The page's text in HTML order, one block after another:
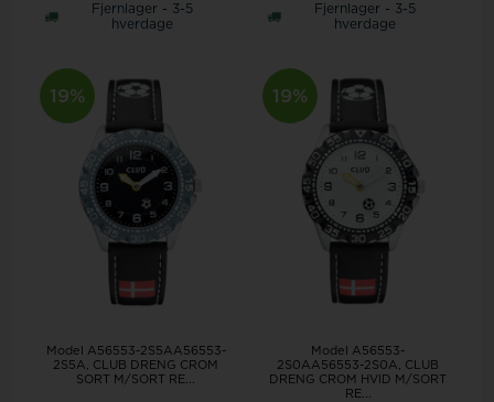
Fjernlager - 3-5
hverdage
Fjernlager - 3-5
hverdage
19%
Model A56553-2S5AA56553-
2S5A, CLUB DRENG CROM
SORT M/SORT RE...
19%
Model A56553-
2S0AA56553-2S0A, CLUB
DRENG CROM HVID M/SORT
RE...